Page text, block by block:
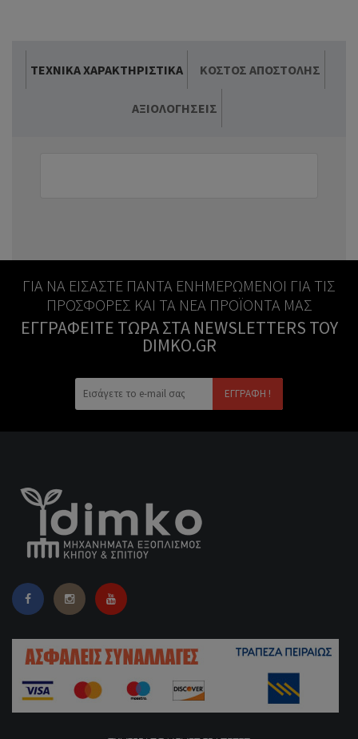
ΤΕΧΝΙΚΆ ΧΑΡΑΚΤΗΡΙΣΤΙΚΆ ΚΌΣΤΟΣ ΑΠΟΣΤΟΛΉΣ
ΑΞΙΟΛΟΓΉΣΕΙΣ
ΓΙΑ ΝΑ ΕΊΣΑΣΤΕ ΠΆΝΤΑ ΕΝΗΜΕΡΩΜΈΝΟΙ ΓΙΑ ΤΙΣ
ΠΡΟΣΦΟΡΈΣ ΚΑΙ ΤΑ ΝΈΑ ΠΡΟΪΌΝΤΑ ΜΑΣ
ΕΓΓΡΑΦΕΊΤΕ ΤΏΡΑ ΣΤΑ NEWSLETTERS ΤΟΥ
DIMKO.GR
ΕΓΓΡΑΦΉ !